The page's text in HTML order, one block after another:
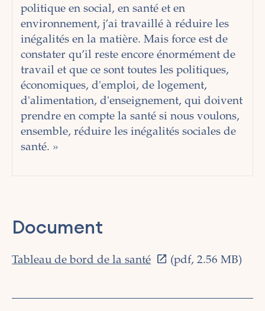
politique en social, en santé et en
environnement, j’ai travaillé à réduire les
inégalités en la matière. Mais force est de
constater qu’il reste encore énormément de
travail et que ce sont toutes les politiques,
économiques, d'emploi, de logement,
d'alimentation, d'enseignement, qui doivent
prendre en compte la santé si nous voulons,
ensemble, réduire les inégalités sociales de
santé. »
Document
Tableau de bord de la santé (pdf, 2.56 MB)